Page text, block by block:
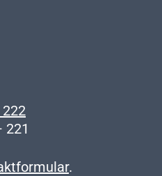
221
.